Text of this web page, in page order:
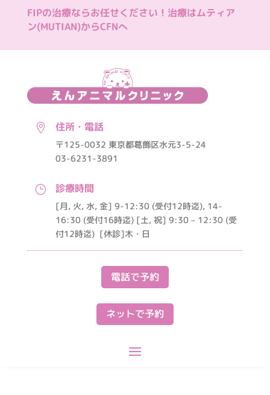
FIPの治療ならお任せください！治療はムティア
ン(MUTIAN)からCFNへ
 住所・電話
〒125-0032 東京都葛飾区水元3-5-24
03-6231-3891
} 診療時間
[月, 火, 水, 金] 9-12:30 (受付12時迄), 14-
16:30 (受付16時迄) [土, 祝] 9:30 – 12:30 (受
付12時迄) [休診]木・日
電話で予約
ネットで予約